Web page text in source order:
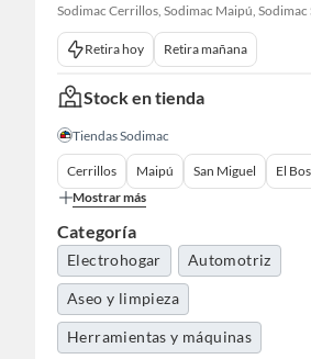
Retira hoy Retira mañana
Stock en tienda
Tiendas Sodimac
Cerrillos Maipú San Miguel
El
Mostrar más
Categoría
Electrohogar Automotriz
Aseo y limpieza
Herramientas y máquinas